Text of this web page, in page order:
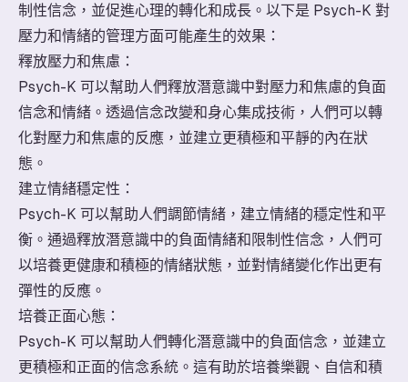
制性信念，並促進心理的轉化和成長。以下是 Psych-K 對
壓力和情緒的管理方面可能產生的效果：
釋放壓力和焦慮：
Psych-K 可以幫助人們釋放潛意識中對壓力和焦慮的負面
信念和情緒。透過信念改變和身心集成技術，人們可以轉
化對壓力和焦慮的反應，並建立更積極和平靜的內在狀
態。
建立情緒穩定性：
Psych-K 可以幫助人們調節情緒，建立情緒的穩定性和平
衡。通過釋放潛意識中的負面情緒和限制性信念，人們可
以培養更健康和積極的情緒狀態，並對情緒變化作出更有
彈性的反應。
培養正面心態：
Psych-K 可以幫助人們轉化潛意識中的負面信念，並建立
更積極和正面的信念系統。這有助於培養樂觀、自信和積